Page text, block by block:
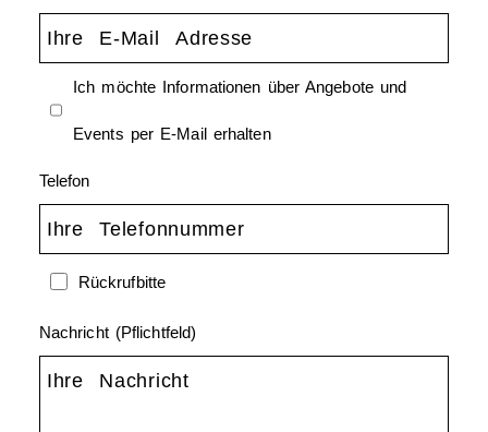
Ich möchte Informationen über Angebote und
Events per E-Mail erhalten
Telefon
Rückrufbitte
Nachricht (Pflichtfeld)